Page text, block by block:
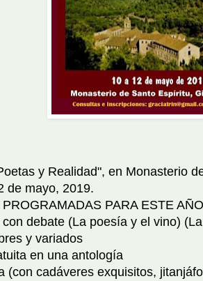
y Realidad", en Monasterio
de mayo, 2019.
PARA ESTE AÑO
debate (La poesía y el vino)
y variados
en una antología
cadáveres exquisitos,